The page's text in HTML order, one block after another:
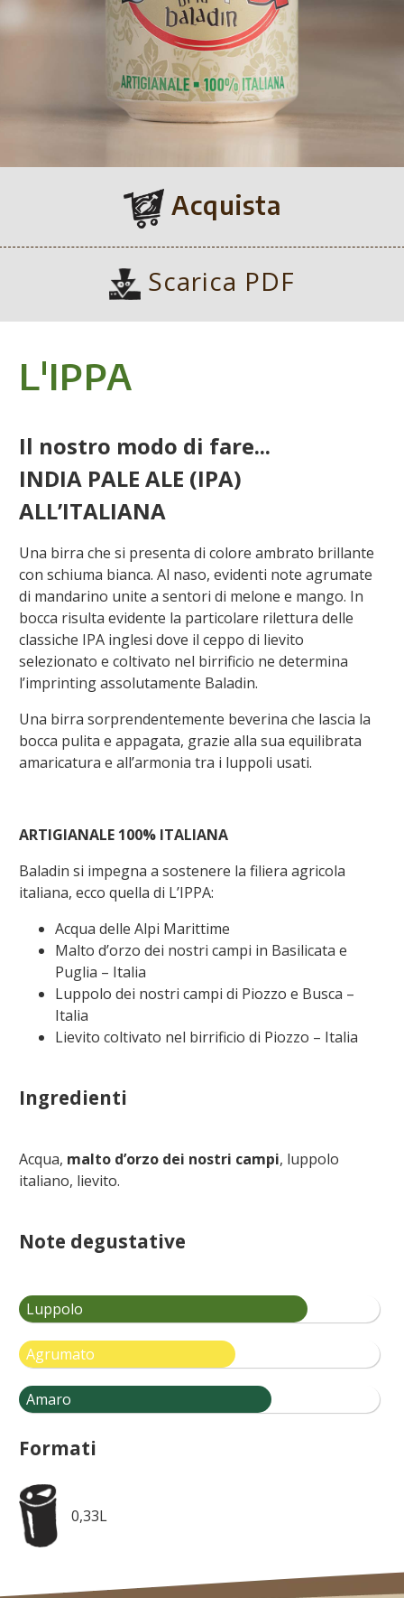
Acquista
Scarica PDF
L'IPPA
Il nostro modo di fare...
INDIA PALE ALE (IPA)
ALL’ITALIANA
Una birra che si presenta di colore ambrato brillante
con schiuma bianca. Al naso, evidenti note agrumate
di mandarino unite a sentori di melone e mango. In
bocca risulta evidente la particolare rilettura delle
classiche IPA inglesi dove il ceppo di lievito
selezionato e coltivato nel birrificio ne determina
l’imprinting assolutamente Baladin.
Una birra sorprendentemente beverina che lascia la
bocca pulita e appagata, grazie alla sua equilibrata
amaricatura e all’armonia tra i luppoli usati.
ARTIGIANALE 100% ITALIANA
Baladin si impegna a sostenere la filiera agricola
italiana, ecco quella di L’IPPA:
Acqua delle Alpi Marittime
Malto d’orzo dei nostri campi in Basilicata e
Puglia – Italia
Luppolo dei nostri campi di Piozzo e Busca –
Italia
Lievito coltivato nel birrificio di Piozzo – Italia
Ingredienti
Acqua, malto d’orzo dei nostri campi, luppolo
italiano, lievito.
Note degustative
Luppolo
Agrumato
Amaro
Formati
0,33L